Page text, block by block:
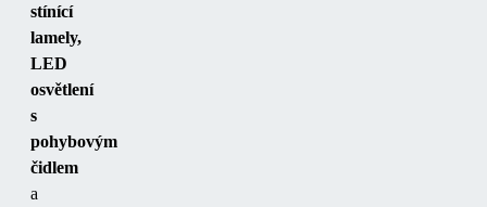
stínící
lamely,
LED
osvětlení
s
pohybovým
čidlem
a